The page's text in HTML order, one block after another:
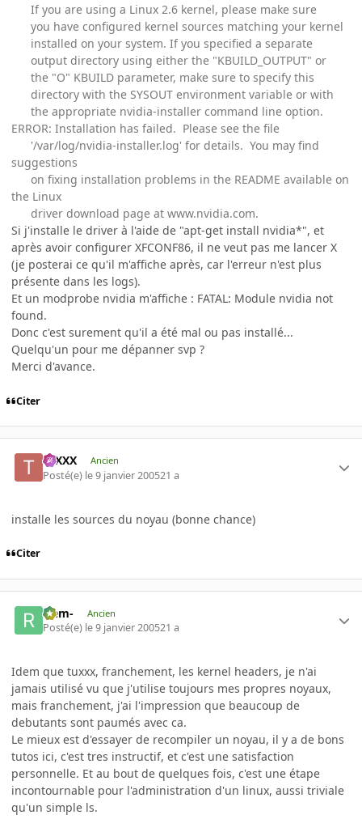
If you are using a Linux 2.6 kernel, please make sure
you have configured kernel sources matching your kernel
installed on your system. If you specified a separate
output directory using either the "KBUILD_OUTPUT" or
the "O" KBUILD parameter, make sure to specify this
directory with the SYSOUT environment variable or with
the appropriate nvidia-installer command line option.
ERROR: Installation has failed. Please see the file
'/var/log/nvidia-installer.log' for details. You may find
suggestions
on fixing installation problems in the README available on
the Linux
driver download page at www.nvidia.com.
Si j'installe le driver à l'aide de "apt-get install nvidia*", et
après avoir configurer XFCONF86, il ne veut pas me lancer X
(je posterai ce qu'il m'affiche après, car l'erreur n'est plus
présente dans les logs).
Et un modprobe nvidia m'affiche : FATAL: Module nvidia not
found.
Donc c'est surement qu'il a été mal ou pas installé...
Quelqu'un pour me dépanner svp ?
Merci d'avance.
Citer
tuXXX Ancien
Posté(e) le 9 janvier 200521 a
installe les sources du noyau (bonne chance)
Citer
-rem- Ancien
Posté(e) le 9 janvier 200521 a
Idem que tuxxx, franchement, les kernel headers, je n'ai
jamais utilisé vu que j'utilise toujours mes propres noyaux,
mais franchement, j'ai l'impression que beaucoup de
debutants sont paumés avec ca.
Le mieux est d'essayer de recompiler un noyau, il y a de bons
tutos ici, c'est tres instructif, et c'est une satisfaction
personnelle. Et au bout de quelques fois, c'est une étape
incontournable pour l'administration d'un linux, aussi triviale
qu'un simple ls.